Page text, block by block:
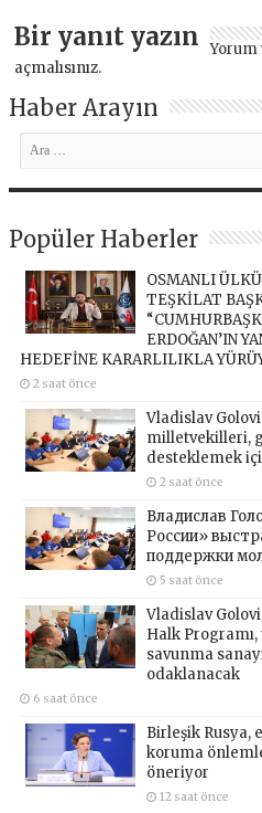
Bir yanıt yazın
açmalısınız.
Haber Arayın
Popüler Haberler
OSMANLI
TEŞKİLAT
ERDOĞAN’IN
HEDEFİNE KARARLILIKLA
2 saat önce
Vladislav
milletvekilleri,
desteklemek
2 saat önce
Владислав
России»
поддержки
5 saat önce
Vladislav
Halk
savunma
odaklanacak
6 saat önce
Birleşik Rusya,
koruma
öneriyor
12 saat önce